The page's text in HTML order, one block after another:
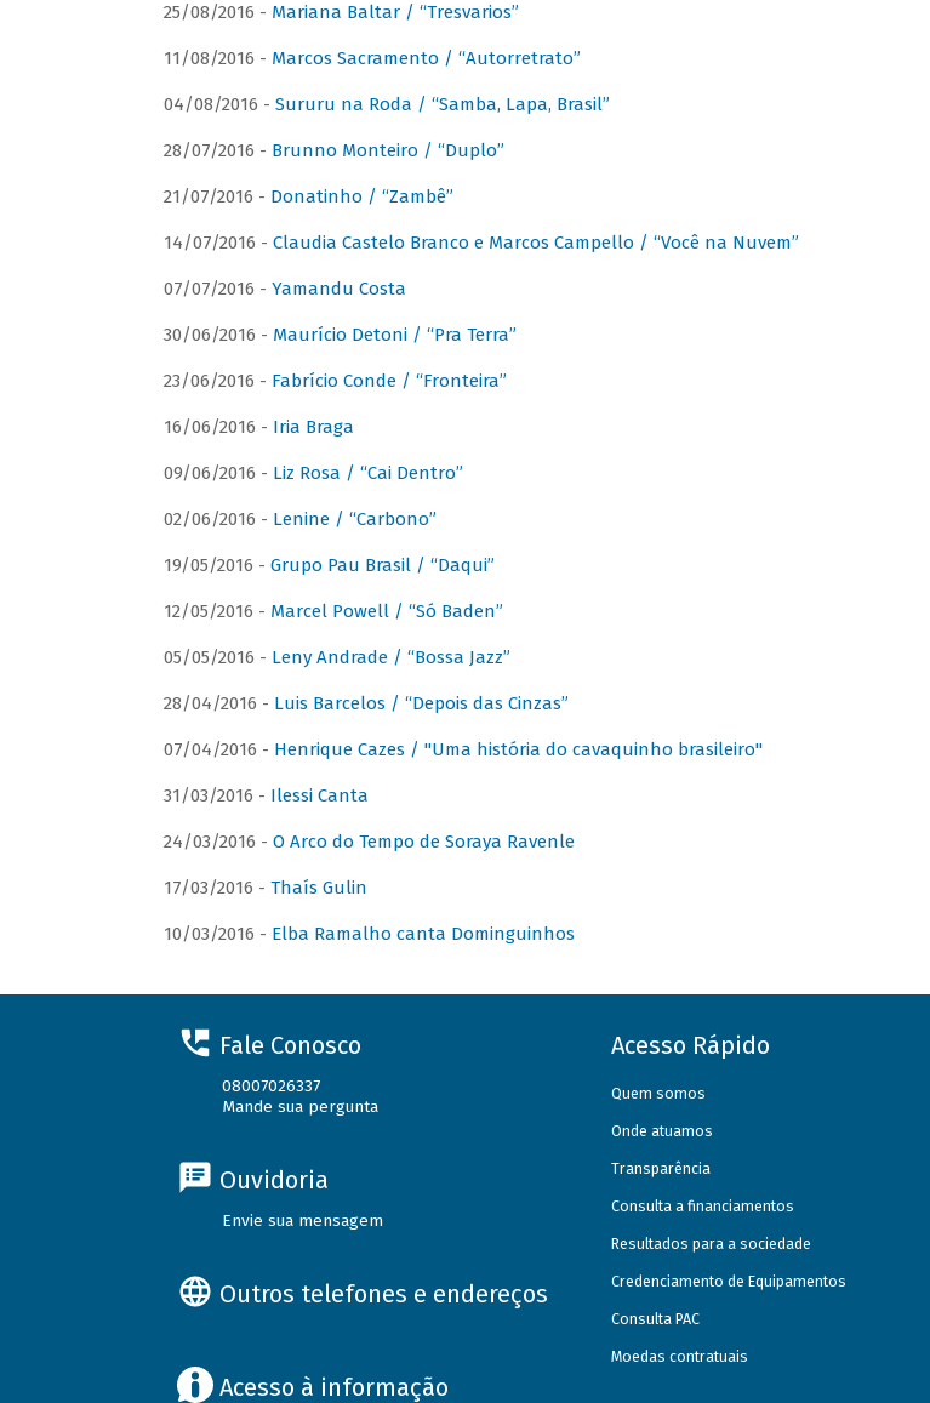
25/08/2016 - Mariana Baltar / “Tresvarios”
11/08/2016 - Marcos Sacramento / “Autorretrato”
04/08/2016 - Sururu na Roda / “Samba, Lapa, Brasil”
28/07/2016 - Brunno Monteiro / “Duplo”
21/07/2016 - Donatinho / “Zambê”
14/07/2016 - Claudia Castelo Branco e Marcos Campello / “Você na Nuvem”
07/07/2016 - Yamandu Costa
30/06/2016 - Maurício Detoni / “Pra Terra”
23/06/2016 - Fabrício Conde / “Fronteira”
16/06/2016 - Iria Braga
09/06/2016 - Liz Rosa / “Cai Dentro”
02/06/2016 - Lenine / “Carbono”
19/05/2016 - Grupo Pau Brasil / “Daqui”
12/05/2016 - Marcel Powell / “Só Baden”
05/05/2016 - Leny Andrade / “Bossa Jazz”
28/04/2016 - Luis Barcelos / “Depois das Cinzas”
07/04/2016 - Henrique Cazes / "Uma história do cavaquinho brasileiro"
31/03/2016 - Ilessi Canta
24/03/2016 - O Arco do Tempo de Soraya Ravenle
17/03/2016 - Thaís Gulin
10/03/2016 - Elba Ramalho canta Dominguinhos
Fale Conosco
08007026337
Mande sua pergunta
Ouvidoria
Envie sua mensagem
Outros telefones e endereços
Acesso à informação
Acesso Rápido
Quem somos
Onde atuamos
Transparência
Consulta a financiamentos
Resultados para a sociedade
Credenciamento de Equipamentos
Consulta PAC
Moedas contratuais